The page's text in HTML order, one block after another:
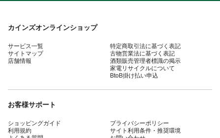
カインズオンラインショップ
サービス一覧
サイトマップ
店舗情報
特定商取引法に基づく表記
古物営業法に基づく表記
酒類販売管理者標識の掲示
家電リサイクルについて
BtoB掛け払い申込
お客様サポート
ショッピングガイド
利用規約
プライバシーポリシー
サイト利用条件・推奨環境